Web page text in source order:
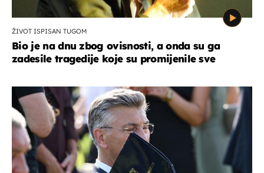
ŽIVOT ISPISAN TUGOM
Bio je na dnu zbog ovisnosti, a onda su ga
zadesile tragedije koje su promijenile sve